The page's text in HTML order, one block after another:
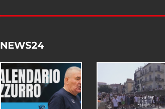
NEWS24